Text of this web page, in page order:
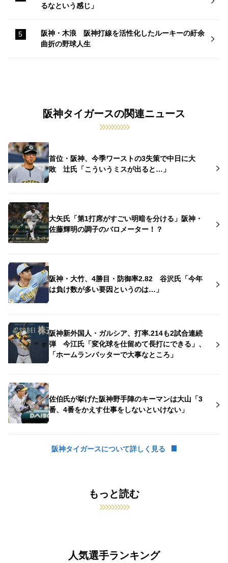
るなという感じ」
阪神・木浪 阪神打線を活性化したルーキーの紆余
曲折の野球人生
阪神タイガースの関連ニュース
首位・阪神、今季ワーストの3失策で中日に大
敗 辻氏「こういうミスが出ると…」
大矢氏「第1打席がすごい明暗を分ける」阪神・
佐藤輝明の調子のバロメーター！？
阪神・大竹、4勝目・防御率2.82 谷沢氏「今年
は負け数が多い要因というのは…」
阪神新外国人・ガルシア、打率.214も2試合連続
弾 今江氏「変化球を仕留めて長打にできる」、
「ホームランバッターで大事なところ」
佐伯氏が挙げた阪神野手陣のキーマンは大山「3
番、4番をかえす仕事をしないといけない」
阪神タイガースについて詳しく見る
もっと読む
人気選手ランキング